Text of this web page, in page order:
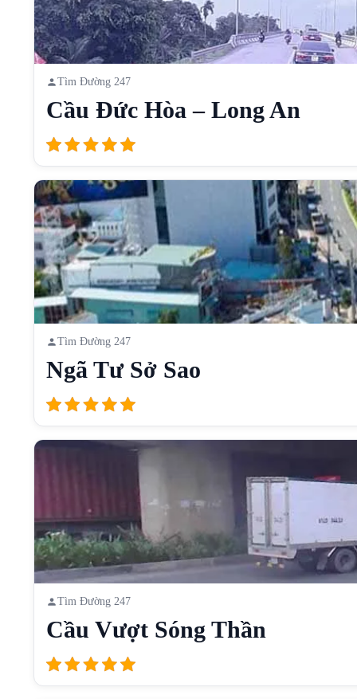
Tìm Đường 247
Cầu Đức Hòa – Long An
Tìm Đường 247
Ngã Tư Sở Sao
Tìm Đường 247
Cầu Vượt Sóng Thần